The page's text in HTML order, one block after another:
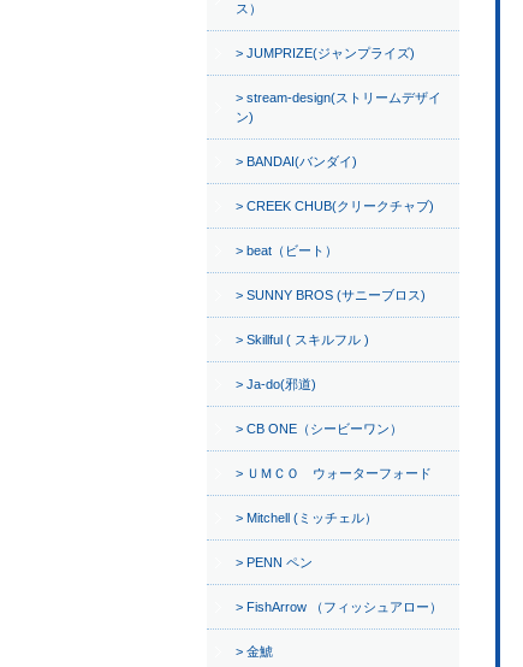
ス）
JUMPRIZE(ジャンプライズ)
stream-design(ストリームデザイ
ン)
BANDAI(バンダイ)
CREEK CHUB(クリークチャブ)
beat（ビート）
SUNNY BROS (サニーブロス)
Skillful ( スキルフル )
Ja-do(邪道)
CB ONE（シービーワン）
ＵＭＣＯ ウォーターフォード
Mitchell (ミッチェル）
PENN ペン
FishArrow （フィッシュアロー）
金鯱